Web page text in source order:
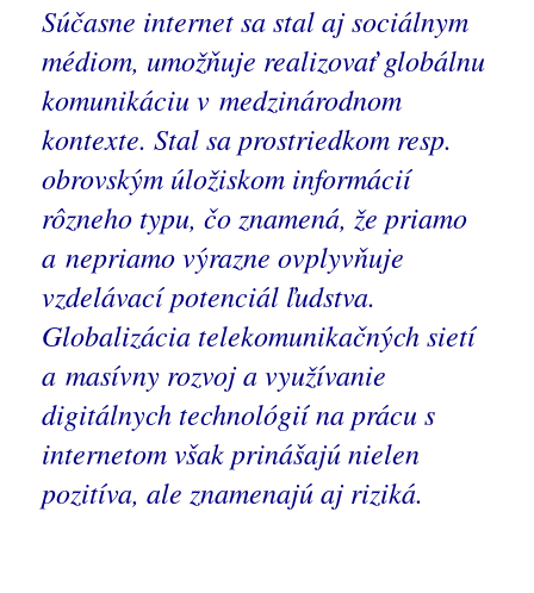
Súčasne internet sa stal aj sociálnym
médiom, umožňuje realizovať globálnu
komunikáciu v medzinárodnom
kontexte. Stal sa prostriedkom resp.
obrovským úložiskom informácií
rôzneho typu, čo znamená, že priamo
a nepriamo výrazne ovplyvňuje
vzdelávací potenciál ľudstva.
Globalizácia telekomunikačných sietí
a masívny rozvoj a využívanie
digitálnych technológií na prácu s
internetom však prinášajú nielen
pozitíva, ale znamenajú aj riziká.